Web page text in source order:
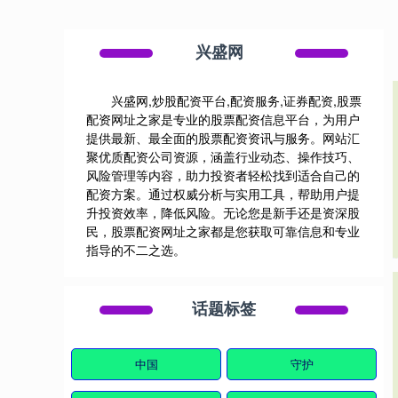
兴盛网
兴盛网,炒股配资平台,配资服务,证券配资,股票
配资网址之家是专业的股票配资信息平台，为用户
提供最新、最全面的股票配资资讯与服务。网站汇
聚优质配资公司资源，涵盖行业动态、操作技巧、
风险管理等内容，助力投资者轻松找到适合自己的
配资方案。通过权威分析与实用工具，帮助用户提
升投资效率，降低风险。无论您是新手还是资深股
民，股票配资网址之家都是您获取可靠信息和专业
指导的不二之选。
话题标签
中国 守护